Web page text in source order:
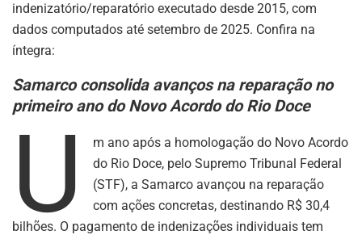
indenizatório/reparatório executado desde 2015, com
dados computados até setembro de 2025. Confira na
íntegra:
Samarco consolida avanços na reparação no
primeiro ano do Novo Acordo do Rio Doce
U
m ano após a homologação do Novo Acordo
do Rio Doce, pelo Supremo Tribunal Federal
(STF), a Samarco avançou na reparação
com ações concretas, destinando R$ 30,4
bilhões. O pagamento de indenizações individuais tem